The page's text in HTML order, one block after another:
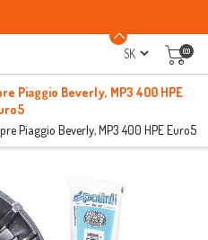
(0)
Piaggio Beverly, MP3 400 HPE
Piaggio Beverly, MP3 400 HPE Euro5